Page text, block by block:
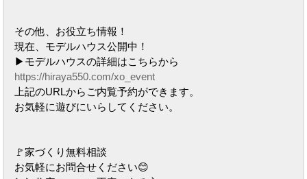
その他、お役立ち情報！
現在、モデルハウス公開中！
▶モデルハウスの詳細はこちらから
https://hiraya550.com/xo_event
上記のURLからご内覧予約ができます。
お気軽に遊びにいらしてください。
🚩家づくり無料相談
お気軽にお問合せください😊